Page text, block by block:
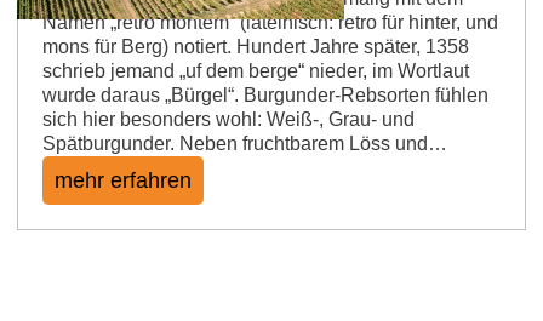
Namen „retro montem“ (lateinisch: retro für hinter, und
mons für Berg) notiert. Hundert Jahre später, 1358
schrieb jemand „uf dem berge“ nieder, im Wortlaut
wurde daraus „Bürgel“. Burgunder-Rebsorten fühlen
sich hier besonders wohl: Weiß-, Grau- und
Spätburgunder. Neben fruchtbarem Löss und…
mehr erfahren